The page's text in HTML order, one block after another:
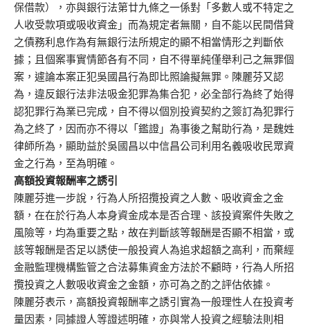
保借款），亦與銀行法第廿九條之一係對「多數人或不特定之
人收受款項或吸收資金」而為規定者無關，自不能以民間借貸
之債務利息作為有無銀行法所規定的顯不相當情形之判斷依
據；且個案事實情節各有不同，自不得單純僅舉利己之無罪個
案，遽論本案正犯吳國昌行為即比照論擬無罪。陳麗芬又認
為，違反銀行法非法吸金犯罪為集合犯，必全部行為終了始得
認犯罪行為業已完成，自不得以個別投資契約之簽訂為犯罪行
為之終了，因而亦不得以「鑑證」為事後之幫助行為，是魏姓
律師所為，顯助益於吳國昌以中信昌公司利用名義吸收民眾資
金之行為，至為明確。
高額投資報酬率之誘引
陳麗芬進一步說，行為人所招攬投資之人數、吸收資金之金
額，在在於行為人本身資金成本是否合理、該投資案件失敗之
風險等，均為重要之點，故在判斷該等報酬是否顯不相當，或
該等報酬是否足以誘使一般投資人為追求超額之高利，而棄經
金融監理機構監管之合法募集資金方法於不顧時，行為人所招
攬投資之人數吸收資金之金額，亦可為之酌之評估依據。
陳麗芬表示，高額投資報酬率之誘引實為一般理性人在投資考
量因素，同據證人等證述明確，亦與常人投資之經驗法則相